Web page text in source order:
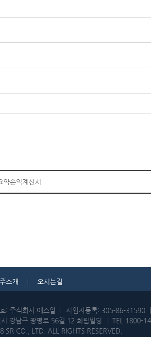
약손익계산서
소개 오시는길
: 주식회사 에스알 ㅣ 사업자등록: 305-86-31590
강남구 광평로 56길 12 희림빌딩 ㅣ TEL 1800-
SR CO., LTD. ALL RIGHTS RESERVED.